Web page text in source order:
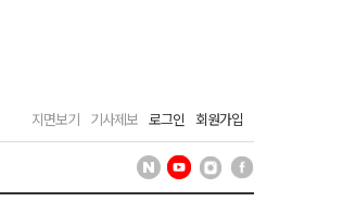
지면보기 기사제보 로그인 회원가입